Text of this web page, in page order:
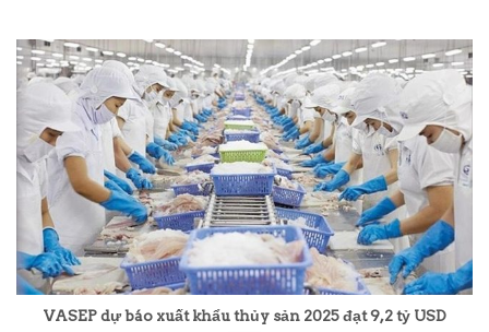
VASEP dự báo xuất khẩu thủy sản 2025 đạt 9,2 tỷ USD